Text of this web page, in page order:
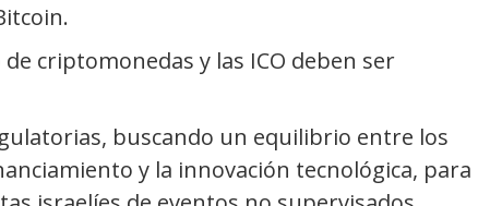
criptomonedas y las ICO deben ser
buscando un equilibrio entre los
y la innovación tecnológica, para